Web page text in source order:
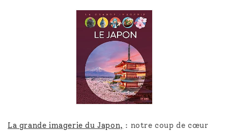
La grande imagerie du Japon, : notre coup de cœur